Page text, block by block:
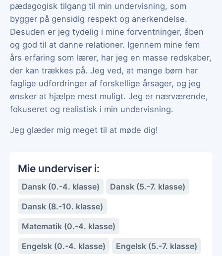
pædagogisk tilgang til min undervisning, som
bygger på gensidig respekt og anerkendelse.
Desuden er jeg tydelig i mine forventninger, åben
og god til at danne relationer. Igennem mine fem
års erfaring som lærer, har jeg en masse redskaber,
der kan trækkes på. Jeg ved, at mange børn har
faglige udfordringer af forskellige årsager, og jeg
ønsker at hjælpe mest muligt. Jeg er nærværende,
fokuseret og realistisk i min undervisning.
Jeg glæder mig meget til at møde dig!
Mie underviser i:
Dansk (0.-4. klasse)
Dansk (5.-7. klasse)
Dansk (8.-10. klasse)
Matematik (0.-4. klasse)
Engelsk (0.-4. klasse)
Engelsk (5.-7. klasse)